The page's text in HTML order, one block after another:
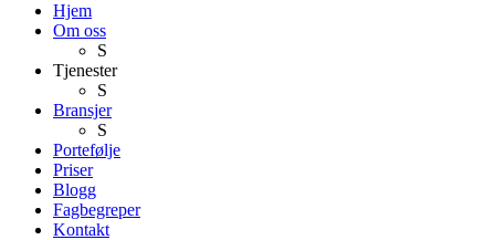
Hjem
Om oss
S
Tjenester
S
Bransjer
S
Portefølje
Priser
Blogg
Fagbegreper
Kontakt